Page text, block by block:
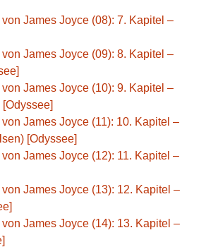
James Joyce (08): 7. Kapitel –
James Joyce (09): 8. Kapitel –
James Joyce (10): 9. Kapitel –
James Joyce (11): 10. Kapitel –
[Odyssee]
James Joyce (12): 11. Kapitel –
James Joyce (13): 12. Kapitel –
James Joyce (14): 13. Kapitel –